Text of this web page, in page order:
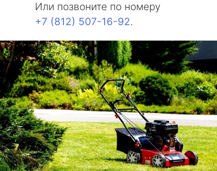
Или позвоните по номеру
+7 (812) 507-16-92.